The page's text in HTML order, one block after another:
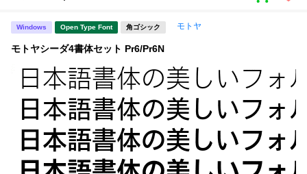
Windows Open Type Font 角ゴシック モトヤ
モトヤシーダ4書体セット Pr6/Pr6N